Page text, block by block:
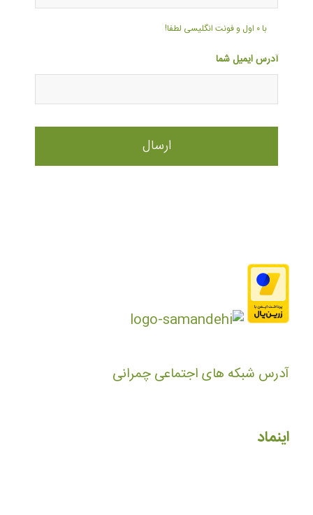
با ۰ اول و فونت انگلیسی لطفا!
آدرس ایمیل شما
آدرس شبکه های اجتماعی چمرانی
اینماد